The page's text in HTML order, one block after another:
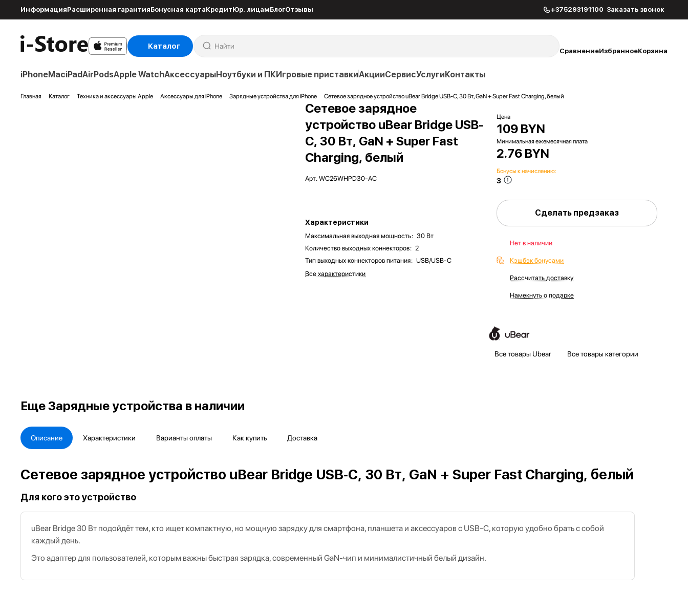
ИнформацияРасширенная гарантияБонусная картаКредитЮр. лицамБлогОтзывы +375293191100 Заказать звонок
Каталог
СравнениеИзбранноеКорзина
iPhoneMaciPadAirPodsApple WatchАксессуарыНоутбуки и ПКИгровые приставкиАкцииСервисУслугиКонтакты
Главная Каталог Техника и аксессуары Apple Аксессуары для iPhone Зарядные устройства для iPhone Cетевое зарядное устройство uBear Bridge USB-C, 30 Вт, GaN + Super Fast Charging, белый
Cетевое зарядное
устройство uBear Bridge USB-
C, 30 Вт, GaN + Super Fast
Charging, белый
Арт.WC26WHPD30-AC
Характеристики
Максимальная выходная мощность: 30 Вт
Количество выходных коннекторов: 2
Тип выходных коннекторов питания: USB/USB-C
Все характеристики
Цена
109 BYN
Минимальная ежемесячная плата
2.76 BYN
Бонусы к начислению:
3
Сделать предзаказ
Нет в наличии
Кэшбэк бонусами
Рассчитать доставку
Намекнуть о подарке
Все товары Ubear Все товары категории
ЕщеЗарядные устройства в наличии
Описание Характеристики Варианты оплаты Как купить Доставка
Cетевое зарядное устройство uBear Bridge USB‑C, 30 Вт, GaN + Super Fast Charging, белый
Для кого это устройство
uBear Bridge 30 Вт подойдёт тем, кто ищет компактную, но мощную зарядку для смартфона, планшета и аксессуаров с USB‑C, которую удобно брать с собой
каждый день.
Это адаптер для пользователей, которым важны быстрая зарядка, современный GaN‑чип и минималистичный белый дизайн.